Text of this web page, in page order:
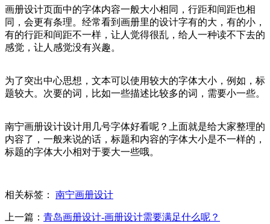
画册设计页面中的字体内容一般大小相同，行距和间距也相
同，会更有条理。经常看到画册里的设计字有的大，有的小，
有的行距和间距不一样，让人觉得很乱，给人一种读不下去的
感觉，让人感觉没有兴趣。
为了突出中心思想，文本可以使用较大的字体大小，例如，标
题较大。次要的词，比如一些描述比较多的词，需要小一些。
南宁画册设计设计用几号字体好看呢？上面就是给大家整理的
内容了，一般来说的话，标题和内容的字体大小是不一样的，
标题的字体大小相对于要大一些哦。
相关标签： 南宁画册设计
上一篇： 青岛画册设计-画册设计需要满足什么呢？